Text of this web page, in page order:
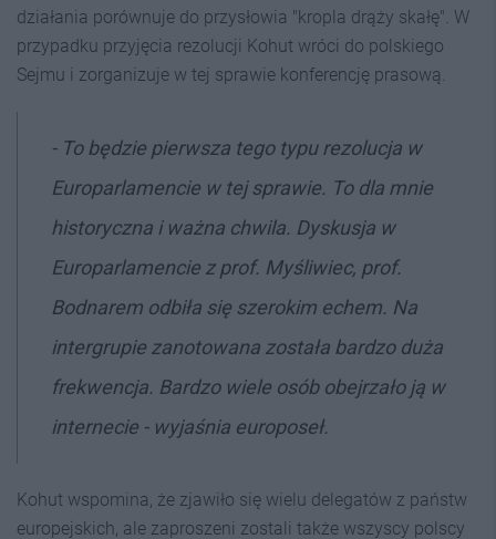
działania porównuje do przysłowia "kropla drąży skałę". W
przypadku przyjęcia rezolucji Kohut wróci do polskiego
Sejmu i zorganizuje w tej sprawie konferencję prasową.
- To będzie pierwsza tego typu rezolucja w
Europarlamencie w tej sprawie. To dla mnie
historyczna i ważna chwila. Dyskusja w
Europarlamencie z prof. Myśliwiec, prof.
Bodnarem odbiła się szerokim echem. Na
intergrupie zanotowana została bardzo duża
frekwencja. Bardzo wiele osób obejrzało ją w
internecie - wyjaśnia europoseł.
Kohut wspomina, że zjawiło się wielu delegatów z państw
europejskich, ale zaproszeni zostali także wszyscy polscy